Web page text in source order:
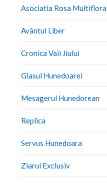
Asociatia Rosa Multiflora
Avântul Liber
Cronica Vaii Jiului
Glasul Hunedoarei
Mesagerul Hunedorean
Replica
Servus Hunedoara
Ziarul Exclusiv